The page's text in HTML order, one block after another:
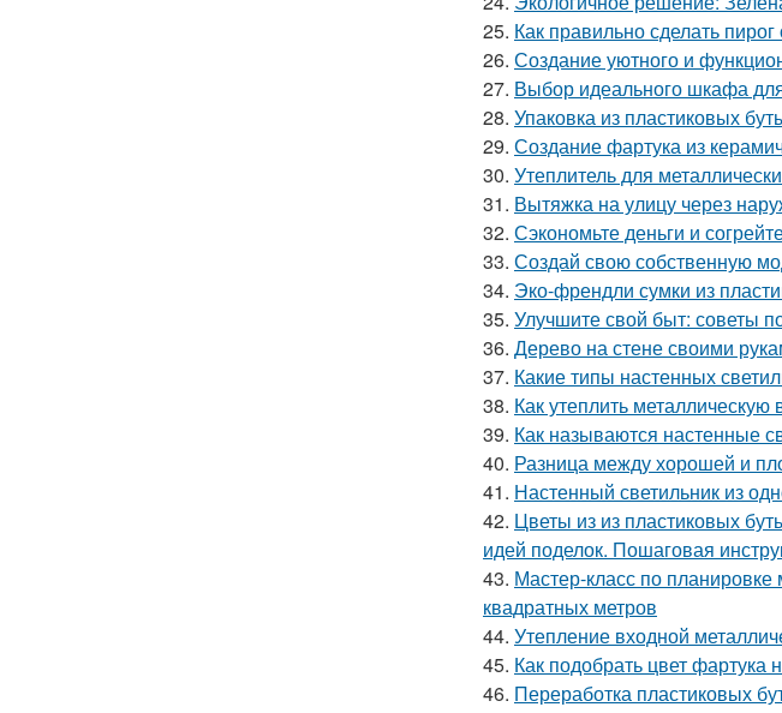
25. Как правильно сделать
26. Создание уютного и
27. Выбор идеального шкафа
28. Упаковка из пластиковых
29. Создание фартука из
30. Утеплитель для
31. Вытяжка на улицу через
32. Сэкономьте деньги и
33. Создай свою собственную
34. Эко-френдли сумки из
35. Улучшите свой быт: советы
36. Дерево на стене своими
37. Какие типы настенных
38. Как утеплить
39. Как называются настенные
40. Разница между хорошей и
41. Настенный светильник из
42. Цветы из из пластиковых
идей поделок. Пошаговая
43. Мастер-класс по планировке
квадратных метров
44. Утепление входной
45. Как подобрать цвет фартука
46. Переработка пластиковых